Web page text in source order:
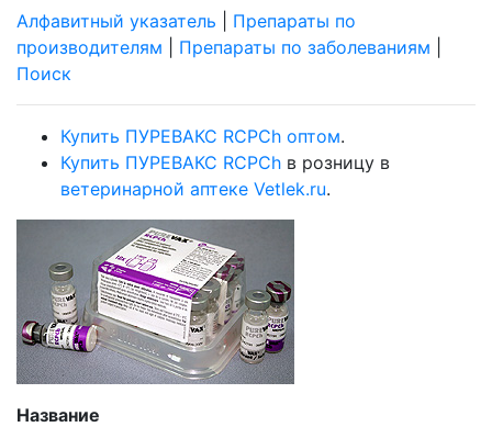
Алфавитный указатель
Препараты по
производителям
Препараты по заболеваниям
Поиск
Купить ПУРЕВАКС RCPCh оптом.
Купить ПУРЕВАКС RCPCh в розницу в
ветеринарной аптеке Vetlek.ru.
Название